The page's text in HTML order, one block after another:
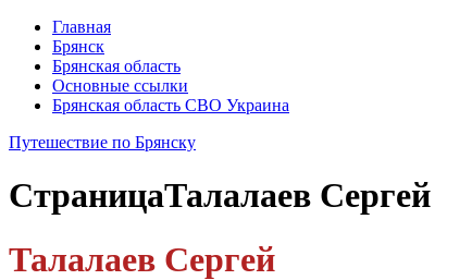
Главная
Брянск
Брянская область
Основные ссылки
Брянская область СВО Украина
Путешествие по Брянску
СтраницаТалалаев Сергей
Талалаев Сергей